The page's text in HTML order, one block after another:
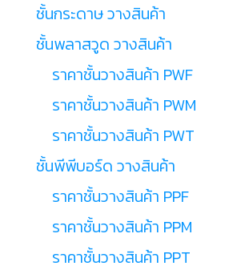
ชั้นกระดาษ วางสินค้า
ชั้นพลาสวูด วางสินค้า
ราคาชั้นวางสินค้า PWF
ราคาชั้นวางสินค้า PWM
ราคาชั้นวางสินค้า PWT
ชั้นพีพีบอร์ด วางสินค้า
ราคาชั้นวางสินค้า PPF
ราคาชั้นวางสินค้า PPM
ราคาชั้นวางสินค้า PPT